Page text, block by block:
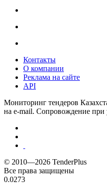
Контакты
О компании
Реклама на сайте
API
Мониторинг тендеров
на e-mail. Сопровождение при
© 2010—2026 TenderPlus
Все права защищены
0.0273